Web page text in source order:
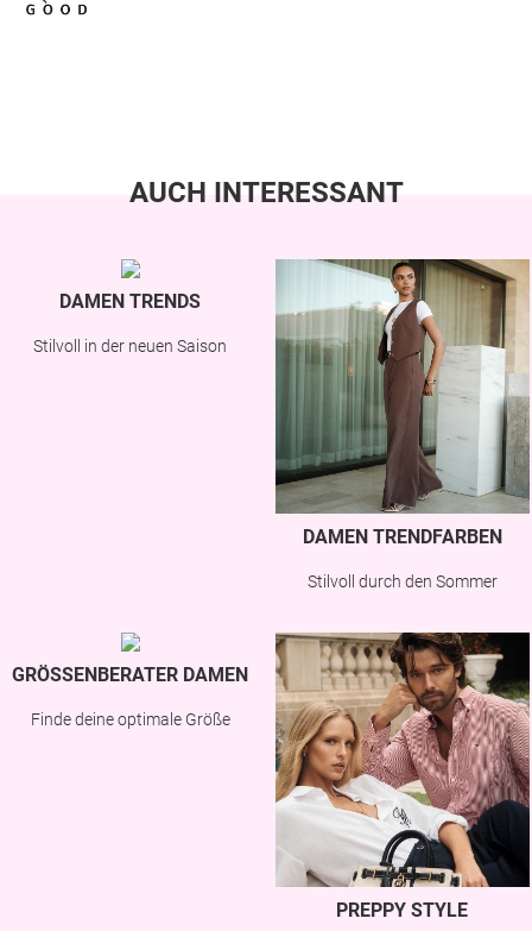
AUCH INTERESSANT
DAMEN TRENDS
Stilvoll in der neuen Saison
DAMEN TRENDFARBEN
Stilvoll durch den Sommer
GRÖSSENBERATER DAMEN
Finde deine optimale Größe
PREPPY STYLE